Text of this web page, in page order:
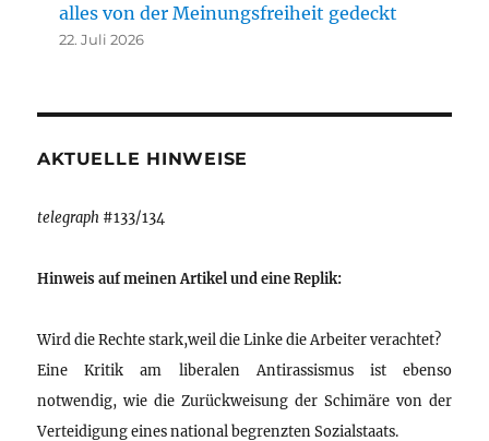
alles von der Meinungsfreiheit gedeckt
22. Juli 2026
AKTUELLE HINWEISE
telegraph #133/134
Hinweis auf meinen Artikel und eine Replik:
Wird die Rechte stark,weil die Linke die Arbeiter verachtet?
Eine Kritik am liberalen Antirassismus ist ebenso
notwendig, wie die Zurückweisung der Schimäre von der
Verteidigung eines national begrenzten Sozialstaats.